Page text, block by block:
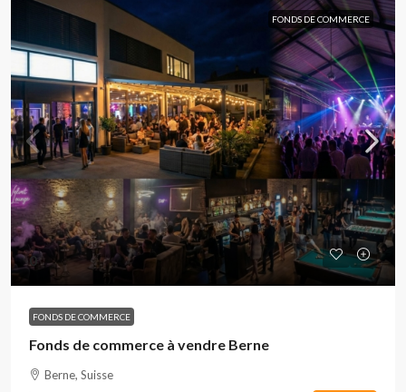
FONDS DE COMMERCE
0
FONDS DE COMMERCE
Fonds de commerce à vendre Berne
Berne, Suisse